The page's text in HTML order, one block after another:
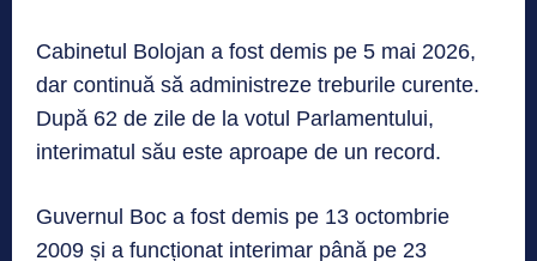
Cabinetul Bolojan a fost demis pe 5 mai 2026,
dar continuă să administreze treburile curente.
După 62 de zile de la votul Parlamentului,
interimatul său este aproape de un record.
Guvernul Boc a fost demis pe 13 octombrie
2009 și a funcționat interimar până pe 23